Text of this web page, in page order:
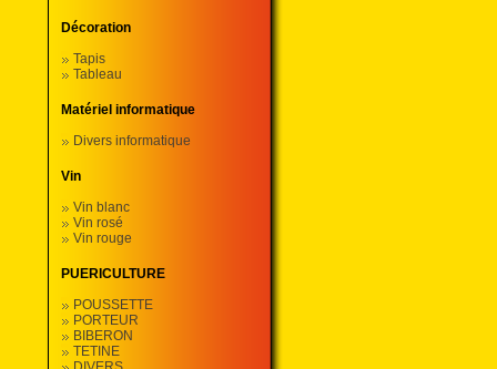
Décoration
Tapis
Tableau
Matériel informatique
Divers informatique
Vin
Vin blanc
Vin rosé
Vin rouge
PUERICULTURE
POUSSETTE
PORTEUR
BIBERON
TETINE